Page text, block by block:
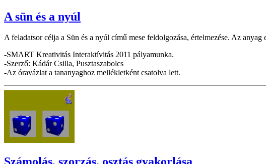
A sün és a nyúl
A feladatsor célja a Sün és a nyúl című mese feldolgozása, értelmezése. Az
-SMART Kreativitás Interaktívitás 2011 pályamunka.
-Szerző: Kádár Csilla, Pusztaszabolcs
-Az óravázlat a tananyaghoz mellékletként csatolva lett.